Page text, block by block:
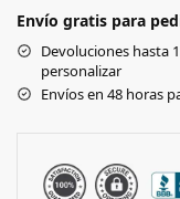
GRAPHITE GREY
OLIVE GREEN
Envío gratis para
Devoluciones hasta
personalizar
Envíos en 48 horas